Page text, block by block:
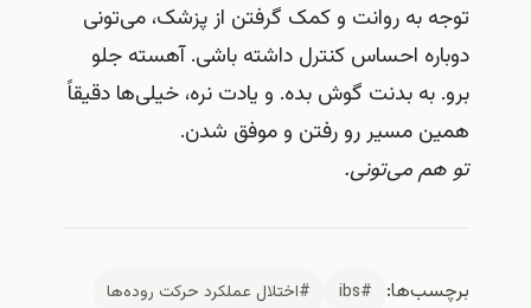
توجه به روانت و کمک گرفتن از پزشک، می‌تونی
دوباره احساس کنترل داشته باشی. آهسته جلو
برو. به بدنت گوش بده. و یادت نره، خیلی‌ها دقیقاً
همین مسیر رو رفتن و موفق شدن.
تو هم می‌تونی.
برچسب‌ها: #ibs
#اختلال عملکرد حرکت روده‌ها